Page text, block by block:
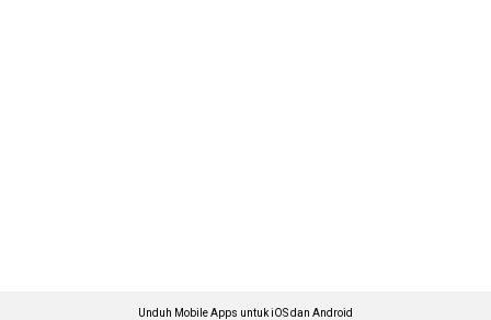
Unduh Mobile Apps untuk iOS dan Android